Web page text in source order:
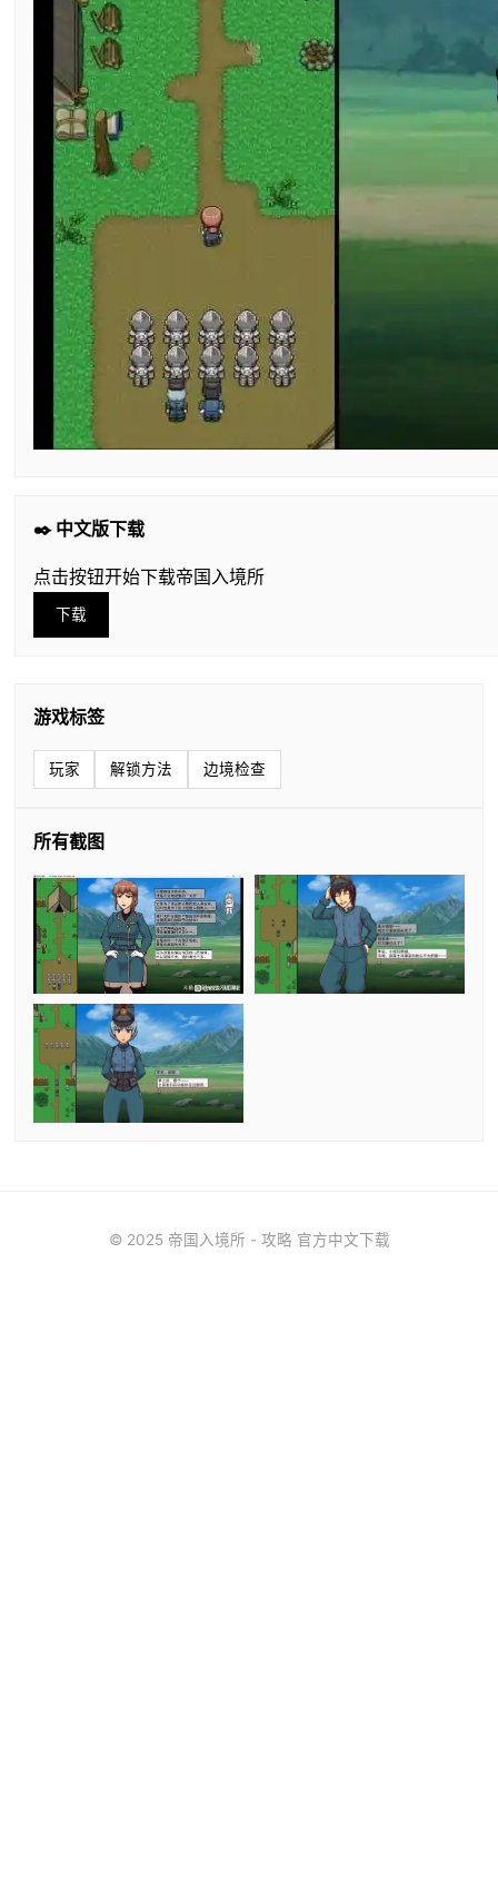
✒️ 中文版下载
点击按钮开始下载帝国入境所
下载
游戏标签
玩家 解锁方法 边境检查
所有截图
© 2025 帝国入境所 - 攻略 官方中文下载